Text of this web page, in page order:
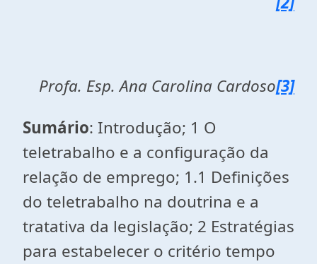
Profa. Esp. Ana Carolina Cardoso[3]
Sumário: Introdução; 1 O
teletrabalho e a configuração da
relação de emprego; 1.1 Definições
do teletrabalho na doutrina e a
tratativa da legislação; 2 Estratégias
para estabelecer o critério tempo